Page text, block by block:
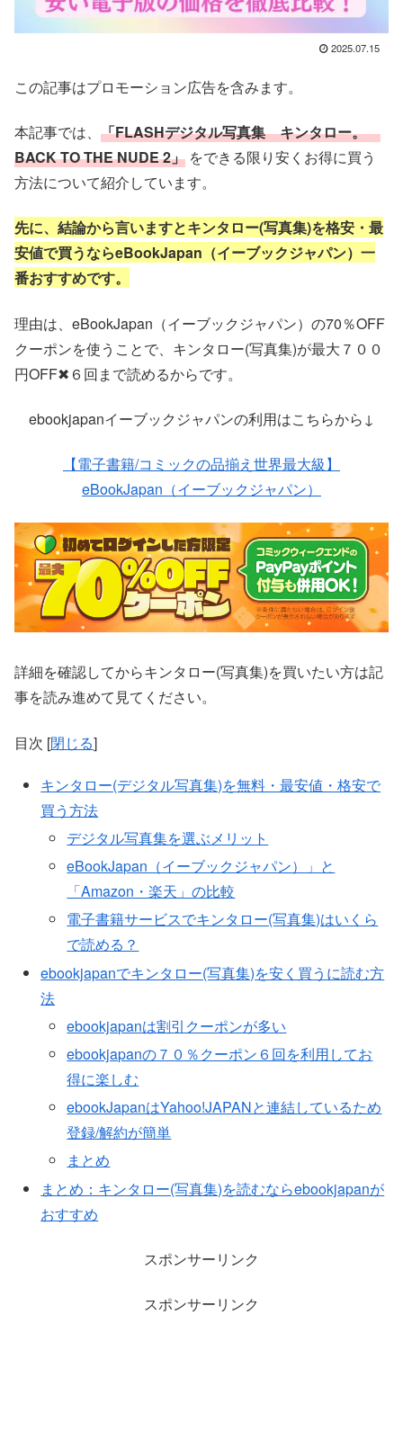
2025.07.15
この記事はプロモーション広告を含みます。
本記事では、 「FLASHデジタル写真集 キンタロー。
BACK TO THE NUDE 2」 をできる限り安くお得に買う
方法について紹介しています。
先に、結論から言いますとキンタロー(写真集)を格安・最
安値で買うならeBookJapan（イーブックジャパン）一
番おすすめです。
理由は、eBookJapan（イーブックジャパン）の70％OFF
クーポンを使うことで、キンタロー(写真集)が最大７００
円OFF✖６回まで読めるからです。
ebookjapanイーブックジャパンの利用はこちらから↓
【電子書籍/コミックの品揃え世界最大級】
eBookJapan（イーブックジャパン）
詳細を確認してからキンタロー(写真集)を買いたい方は記
事を読み進めて見てください。
目次 [閉じる]
キンタロー(デジタル写真集)を無料・最安値・格安で
買う方法
デジタル写真集を選ぶメリット
eBookJapan（イーブックジャパン）」と
「Amazon・楽天」の比較
電子書籍サービスでキンタロー(写真集)はいくら
で読める？
ebookjapanでキンタロー(写真集)を安く買うに読む方
法
ebookjapanは割引クーポンが多い
ebookjapanの７０％クーポン６回を利用してお
得に楽しむ
ebookJapanはYahoo!JAPANと連結しているため
登録/解約が簡単
まとめ
まとめ：キンタロー(写真集)を読むならebookjapanが
おすすめ
スポンサーリンク
スポンサーリンク